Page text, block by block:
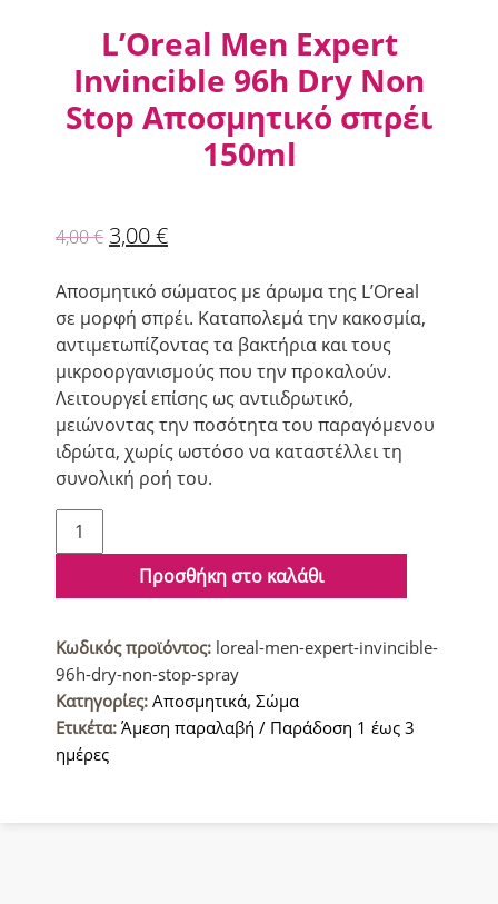
L’Oreal Men Expert
Invincible 96h Dry Non
Stop Αποσμητικό σπρέι
150ml
4,00€ 3,00€
Αποσμητικό σώματος με άρωμα της L’Oreal
σε μορφή σπρέι. Καταπολεμά την κακοσμία,
αντιμετωπίζοντας τα βακτήρια και τους
μικροοργανισμούς που την προκαλούν.
Λειτουργεί επίσης ως αντιιδρωτικό,
μειώνοντας την ποσότητα του παραγόμενου
ιδρώτα, χωρίς ωστόσο να καταστέλλει τη
συνολική ροή του.
L'Oreal
Men
Invincible
Dry
Non
Stop
Αποσμητικό
σπρέι
Προσθήκη στο καλάθι
Κωδικός προϊόντος: loreal-men-expert-invincible-
96h-dry-non-stop-spray
Κατηγορίες: Αποσμητικά, Σώμα
Ετικέτα: Άμεση παραλαβή / Παράδοση 1 έως 3
ημέρες